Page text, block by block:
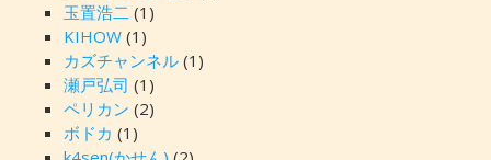
玉置浩二 (1)
KIHOW(1)
カズチャンネル(1)
瀬戸弘司 (1)
ペリカン (2)
ボドカ (1)